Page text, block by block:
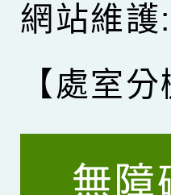
網站維護
【處室分